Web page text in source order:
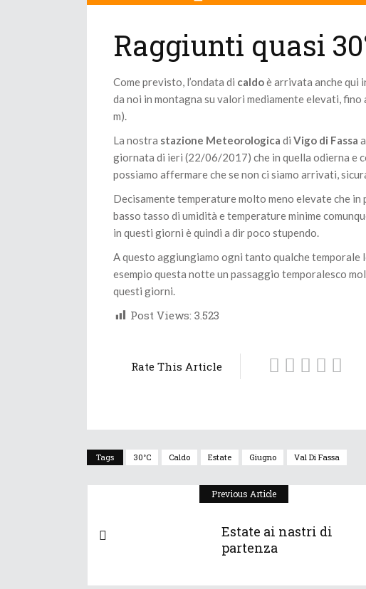
Raggiunti quasi
Come previsto, l’ondata di caldoè arrivata anche qui
da noi in montagna su valori mediamente elevati, fino
m).
La nostra stazione Meteorologica di Vigo di Fassa
giornata di ieri (22/06/2017) che in quella odierna e
possiamo affermare che se non ci siamo arrivati,
Decisamente temperature molto meno elevate che
basso tasso di umidità e temperature minime
in questi giorni è quindi a dir poco stupendo.
A questo aggiungiamo ogni tanto qualche
esempio questa notte un passaggio temporalesco
questi giorni.
Post Views: 3.523
Rate This Article
Tags 30°C Caldo Estate Giugno Val Di Fassa
Previous Article
Estate ai nastri di
partenza